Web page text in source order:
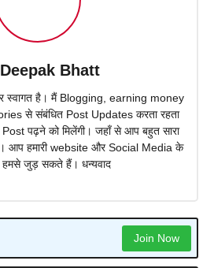
Bhatt
स्वागत है। मैं Blogging, earning money
से संबंधित Post Updates करता रहता
पढ़ने को मिलेंगी। जहाँ से आप बहुत सारा
आप हमारी website और Social Media के
हमसे जुड़ सकते हैं। धन्यवाद
Join Now